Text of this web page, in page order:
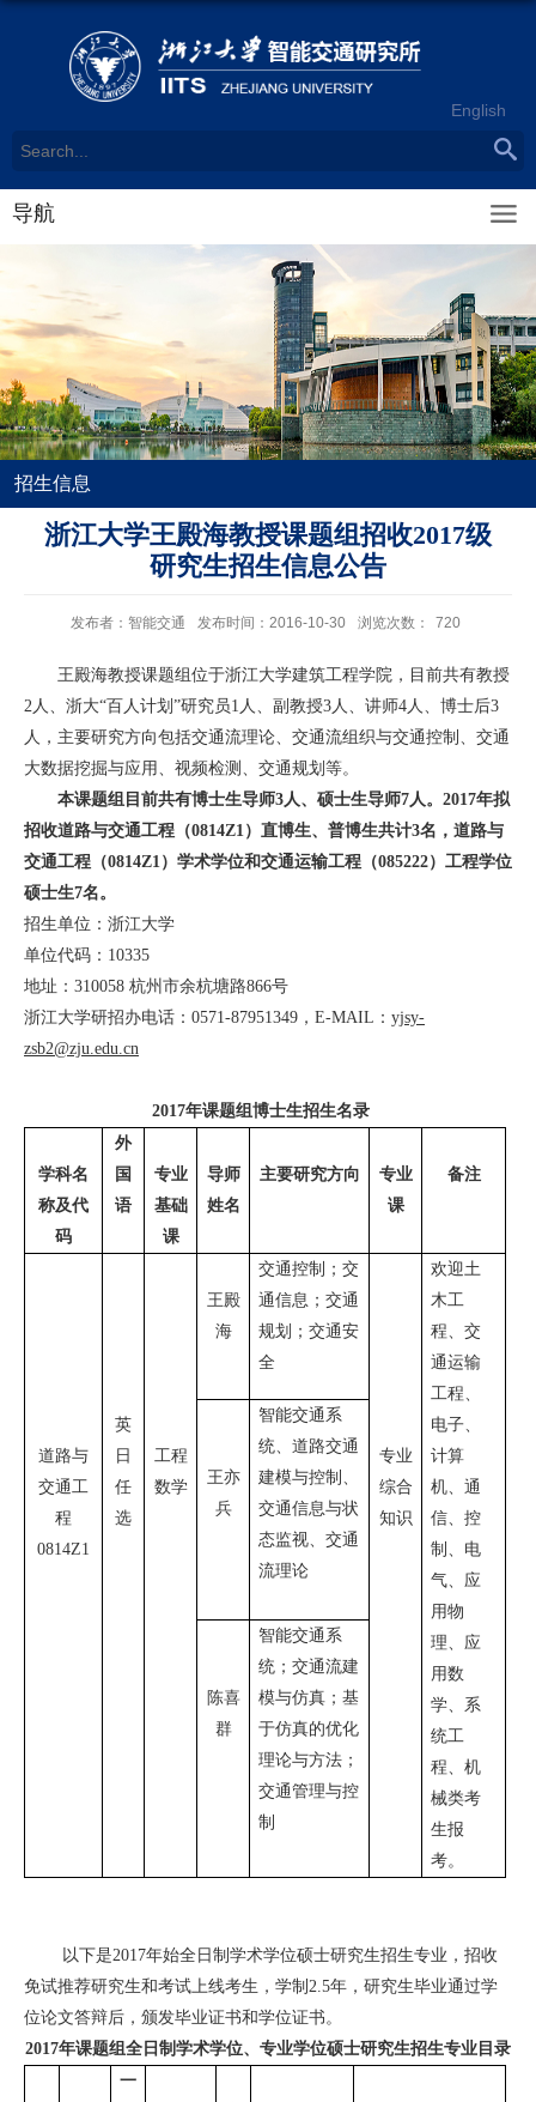
English
导航
招生信息
浙江大学王殿海教授课题组招收2017级
研究生招生信息公告
发布者：智能交通 发布时间：2016-10-30 浏览次数： 720
王殿海教授课题组位于浙江大学建筑工程学院，目前共有教授
2人、浙大“百人计划”研究员1 人、副教授3人、讲师4人、博士后3
人，主要研究方向包括交通流理论、交通流组织与交通控制、交通
大数据挖掘与应用、视频检测、交通规划等。
本课题组目前共有博士生导师3人、硕士生导师7人。 2017年拟
招收道路与交通工程（0814Z1）直博生、普博生共计3名，道路与
交通工程（0814Z1）学术学位和交通运输工程（085222）工程学位
硕士生7名。
招生单位：浙江大学
单位代码： 10335
地址： 310058 杭州市余杭塘路866号
浙江大学研招办电话： 0571-87951349 ， E-MAIL ： yjsy-
zsb2@zju.edu.cn
2017年课题组博士生招生名录
学科名
称及代
码
外
国
语
专业
基础
课
导师
姓名
主要研究方向
专业
课
备注
道路与
交通工
程
0814Z1
英
日
任
选
工程
数学
王殿
海
交通控制；交
通信息；交通
规划；交通安
全
专业
综合
知识
欢迎土
木工
程、交
通运输
工程、
电子、
计算
机、通
信、控
制、电
气、应
用物
理、应
用数
学、系
统工
程、机
械类考
生报
考。
王亦
兵
智能交通系
统、道路交通
建模与控制、
交通信息与状
态监视、交通
流理论
陈喜
群
智能交通系
统；交通流建
模与仿真；基
于仿真的优化
理论与方法；
交通管理与控
制
以下是2017年始全日制学术学位硕士研究生招生专业，招收
免试推荐研究生和考试上线考生，学制 2.5年，研究生毕业通过学
位论文答辩后，颁发毕业证书和学位证书。
2017年课题组全日制学术学位、专业学位硕士研究生招生专业目录
一